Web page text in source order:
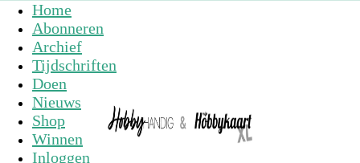
Home
Abonneren
Archief
Tijdschriften
Doen
Nieuws
Shop
Winnen
Inloggen